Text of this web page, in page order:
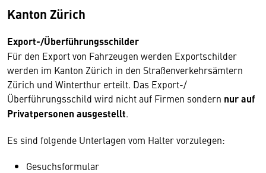
Kanton Zürich
Export-/Überführungsschilder
Für den Export von Fahrzeugen werden Exportschilder
werden im Kanton Zürich in den Straßenverkehrsämtern
Zürich und Winterthur erteilt. Das Export-/
Überführungsschild wird nicht auf Firmen sondern nur auf
Privatpersonen ausgestellt.
Es sind folgende Unterlagen vom Halter vorzulegen:
Gesuchsformular